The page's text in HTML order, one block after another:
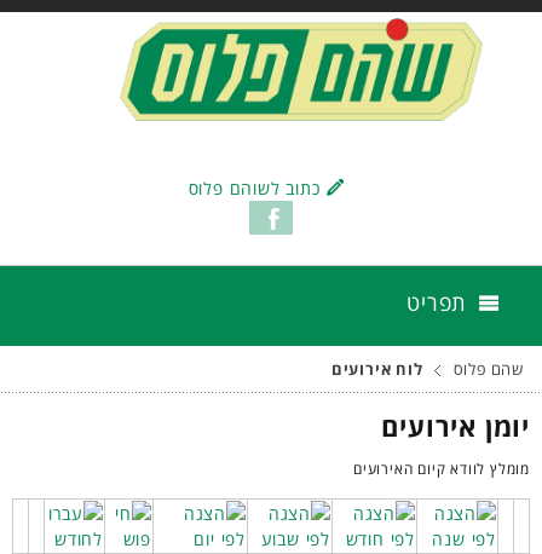
כתוב לשוהם פלוס
תפריט
שהם פלוס לוח אירועים
יומן אירועים
מומלץ לוודא קיום האירועים